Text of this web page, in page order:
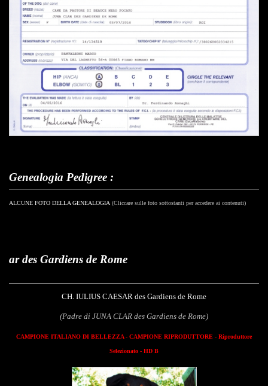
Genealogia Pedigree :
ALCUNE FOTO DELLA GENEALOGIA (Cliccare sulle foto sottostanti per accedere ai contenuti)
Rome
CH. IULIUS CAESAR des Gardiens de Rome
(Padre di JUNA CLAR des Gardiens de Rome)
CAMPIONE ITALIANO DI BELLEZZA - CAMPIONE RIPRODUTTORE - Riproduttore
Selezionato - HD B